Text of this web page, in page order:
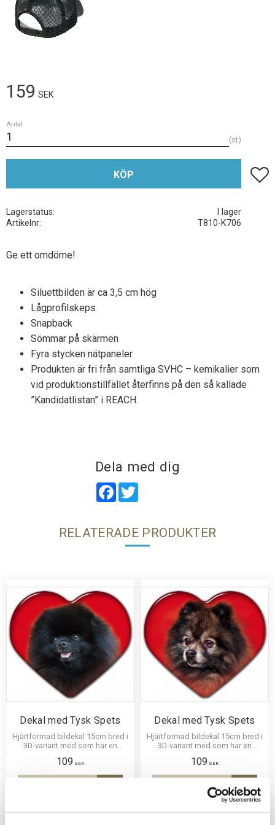
159 SEK
Antal
st
KÖP Lägg
Lagerstatus
I lager
Artikelnr
T810-K706
Ge ett omdöme!
Siluettbilden är ca 3,5 cm hög
Lågprofilskeps
Snapback
Sömmar på skärmen
Fyra stycken nätpaneler
Produkten är fri från samtliga SVHC – kemikalier som
vid produktionstillfället återfinns på den så kallade
”Kandidatlistan” i REACH.
Dela med dig
Facebook
RELATERADE PRODUKTER
Dekal med Tysk Spets
Hjärtformad bildekal 15cm bred i
3D-variant med som har en
bilruta m.m.
109 SEK
Dekal med Tysk Spets
Hjärtformad bildekal 15cm bred i
3D-variant med som har en
bilruta m.m.
109 SEK
Lägg